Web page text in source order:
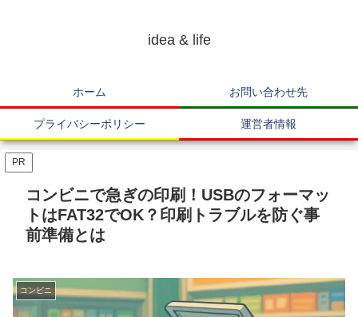
idea & life
ホーム お問い合わせ先
プライバシーポリシー 運営者情報
PR
コンビニで急ぎの印刷！USBのフォーマッ
トはFAT32でOK？印刷トラブルを防ぐ事
前準備とは
コンビニ